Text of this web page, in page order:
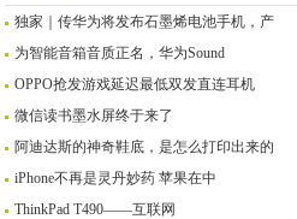
独家｜传华为将发布石墨烯电池手机，产
为智能音箱音质正名，华为Sound
OPPO抢发游戏延迟最低双发直连耳机
微信读书墨水屏终于来了
阿迪达斯的神奇鞋底，是怎么打印出来的
iPhone不再是灵丹妙药 苹果在中
ThinkPad T490——互联网